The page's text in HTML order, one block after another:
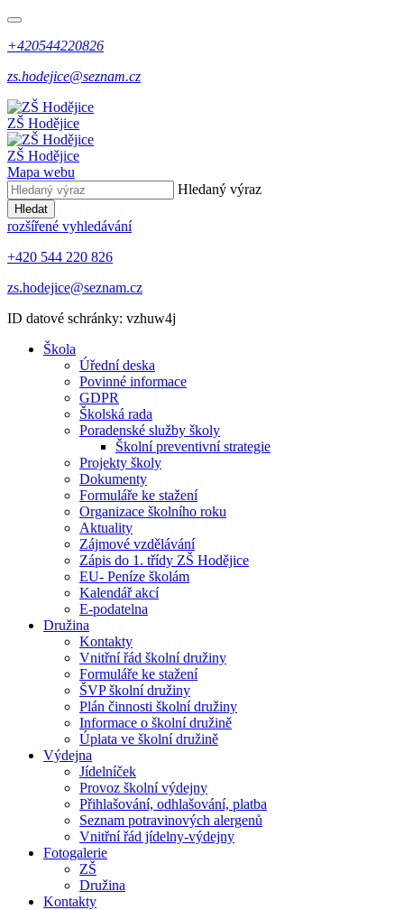
+420544220826
zs.hodejice@seznam.cz
ZŠ Hodějice
ZŠ Hodějice
Mapa webu
Hledaný výraz
Hledat
rozšířené vyhledávání
+420 544 220 826
zs.hodejice@seznam.cz
ID datové schránky: vzhuw4j
Škola
Úřední deska
Povinné informace
GDPR
Školská rada
Poradenské služby školy
Školní preventivní strategie
Projekty školy
Dokumenty
Formuláře ke stažení
Organizace školního roku
Aktuality
Zájmové vzdělávání
Zápis do 1. třídy ZŠ Hodějice
EU- Peníze školám
Kalendář akcí
E-podatelna
Družina
Kontakty
Vnitřní řád školní družiny
Formuláře ke stažení
ŠVP školní družiny
Plán činnosti školní družiny
Informace o školní družině
Úplata ve školní družině
Výdejna
Jídelníček
Provoz školní výdejny
Přihlašování, odhlašování, platba
Seznam potravinových alergenů
Vnitřní řád jídelny-výdejny
Fotogalerie
ZŠ
Družina
Kontakty